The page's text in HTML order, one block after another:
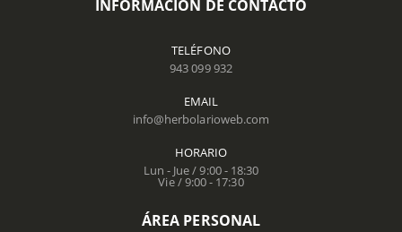
INFORMACIÓN DE CONTACTO
TELÉFONO
943 099 932
EMAIL
info@herbolarioweb.com
HORARIO
Lun - Jue / 9:00 - 18:30
Vie / 9:00 - 17:30
ÁREA PERSONAL